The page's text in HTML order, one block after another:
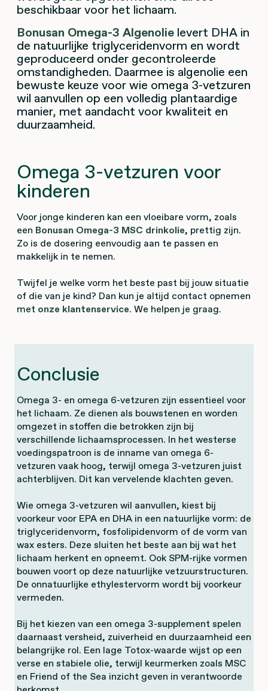
beschikbaar voor het lichaam.
Bonusan Omega-3 Algenolie levert DHA in
de natuurlijke triglyceridenvorm en wordt
geproduceerd onder gecontroleerde
omstandigheden. Daarmee is algenolie een
bewuste keuze voor wie omega 3-vetzuren
wil aanvullen op een volledig plantaardige
manier, met aandacht voor kwaliteit en
duurzaamheid.
Omega 3-vetzuren voor
kinderen
Voor jonge kinderen kan een vloeibare vorm, zoals
een Bonusan Omega-3 MSC drinkolie, prettig zijn.
Zo is de dosering eenvoudig aan te passen en
makkelijk in te nemen.
Twijfel je welke vorm het beste past bij jouw situatie
of die van je kind? Dan kun je altijd contact opnemen
met onze klantenservice. We helpen je graag.
Conclusie
Omega 3- en omega 6-vetzuren zijn essentieel voor
het lichaam. Ze dienen als bouwstenen en worden
omgezet in stoffen die betrokken zijn bij
verschillende lichaamsprocessen. In het westerse
voedingspatroon is de inname van omega 6-
vetzuren vaak hoog, terwijl omega 3-vetzuren juist
achterblijven. Dit kan vervelende klachten geven.
Wie omega 3-vetzuren wil aanvullen, kiest bij
voorkeur voor EPA en DHA in een natuurlijke vorm: de
triglyceridenvorm, fosfolipidenvorm of de vorm van
wax esters. Deze sluiten het beste aan bij wat het
lichaam herkent en opneemt. Ook SPM-rijke vormen
bouwen voort op deze natuurlijke vetzuurstructuren.
De onnatuurlijke ethylestervorm wordt bij voorkeur
vermeden.
Bij het kiezen van een omega 3-supplement spelen
daarnaast versheid, zuiverheid en duurzaamheid een
belangrijke rol. Een lage Totox-waarde wijst op een
verse en stabiele olie, terwijl keurmerken zoals MSC
en Friend of the Sea inzicht geven in verantwoorde